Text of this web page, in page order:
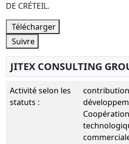
DE CRÉTEIL.
Télécharger
Suivre
JITEX CONSULTING
Activité selon les
statuts :